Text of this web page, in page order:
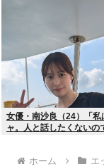
女優・南沙良（24）「私
ャ。人と話したくないの
ホーム エ